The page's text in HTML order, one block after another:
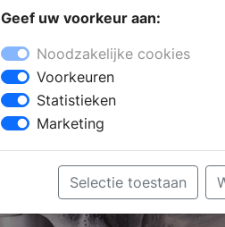
Geef uw voorkeur aan:
Noodzakelijke cookies
Voorkeuren
Statistieken
Marketing
Selectie toestaan